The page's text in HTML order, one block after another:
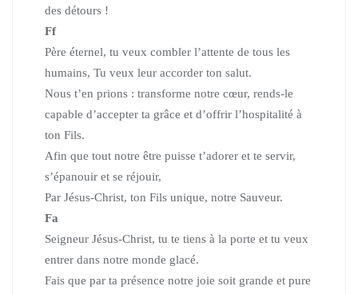
des détours !
Ff
Père éternel, tu veux combler l’attente de tous les
humains, Tu veux leur accorder ton salut.
Nous t’en prions : transforme notre cœur, rends-le
capable d’accepter ta grâce et d’offrir l’hospitalité à
ton Fils.
Afin que tout notre être puisse t’adorer et te servir,
s’épanouir et se réjouir,
Par Jésus-Christ, ton Fils unique, notre Sauveur.
Fa
Seigneur Jésus-Christ, tu te tiens à la porte et tu veux
entrer dans notre monde glacé.
Fais que par ta présence notre joie soit grande et pure